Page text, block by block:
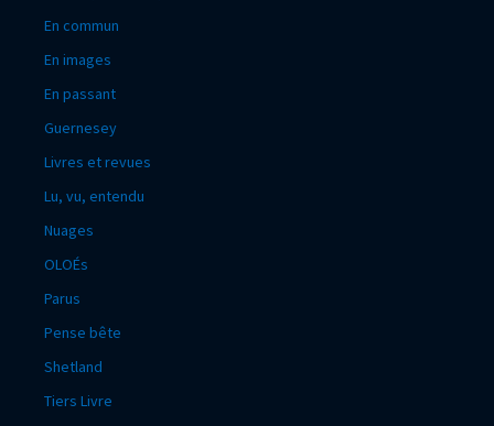
En commun
En images
En passant
Guernesey
Livres et revues
Lu, vu, entendu
Nuages
OLOÉs
Parus
Pense bête
Shetland
Tiers Livre